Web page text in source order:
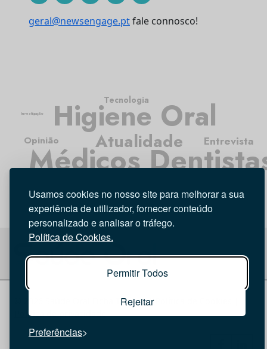
Usamos cookies no nosso site para melhorar a sua
experiência de utilizador, fornecer conteúdo
personalizado e analisar o tráfego.
Política de Cookies.
Permitir Todos
Rejeitar
Preferências
geral@newsengage.ptfale connosco!
Atualidade
Médicos
Higiene Oral
Entrevista
Opinião
Tecnologia
Investigação
Ficha Técnica|
Política de privacidade